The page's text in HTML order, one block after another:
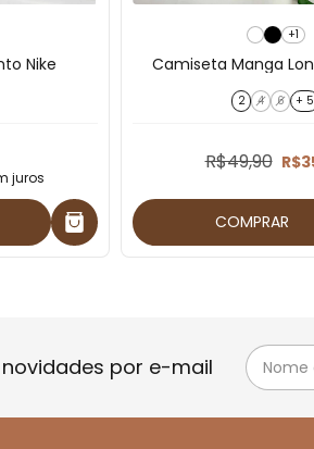
Nike
juros
+1
Camiseta Manga
2 4 6 + 5
R$49,90
COMPRAR
por e-mail